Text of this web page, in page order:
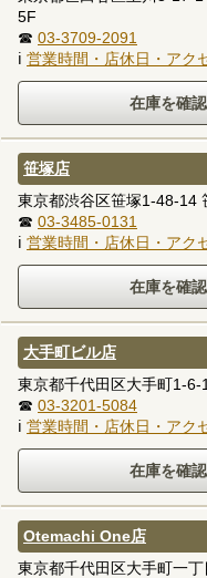
5F
☎ 03-3709-2091
ℹ 営業時間・店休日・アク
笹塚店
東京都渋谷区笹塚1-48-14
☎ 03-3485-0131
ℹ 営業時間・店休日・アク
大手町ビル店
東京都千代田区大手町1-6-
☎ 03-3201-5084
ℹ 営業時間・店休日・アク
Otemachi One店
東京都千代田区大手町一